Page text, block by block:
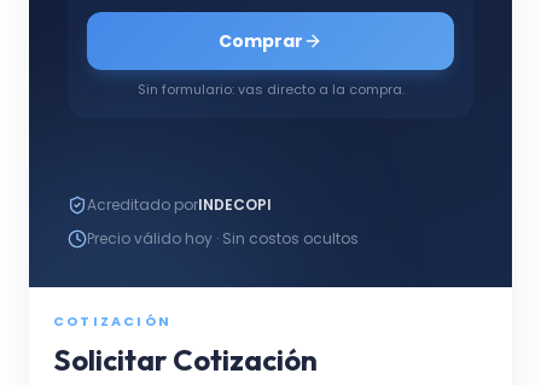
Comprar
Sin formulario: vas directo a la compra.
Acreditado porINDECOPI
Precio válido hoy · Sin costos ocultos
COTIZACIÓN
Solicitar Cotización